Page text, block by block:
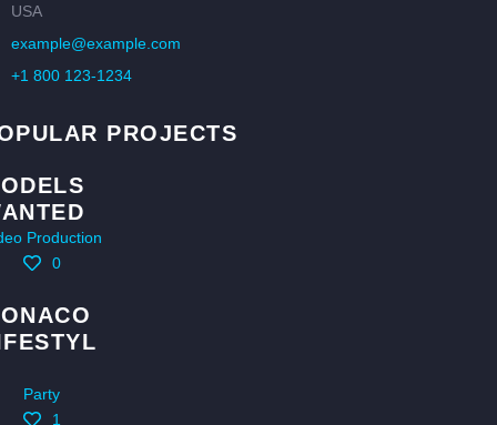
USA
example@example.com
+1 800 123-1234
PROJECTS
Production
0
Party
1